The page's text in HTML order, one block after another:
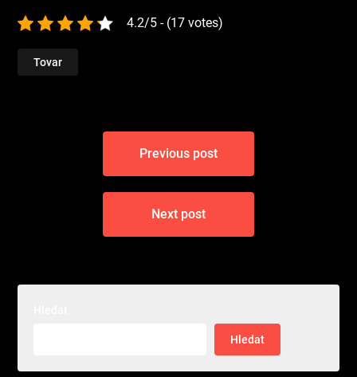
4.2/5 - (17 votes)
Tovar
Navigace
příspěvek
Previous post
Next post
Hledat